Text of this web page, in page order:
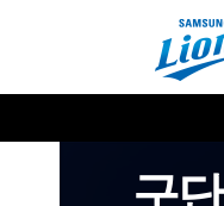
구단